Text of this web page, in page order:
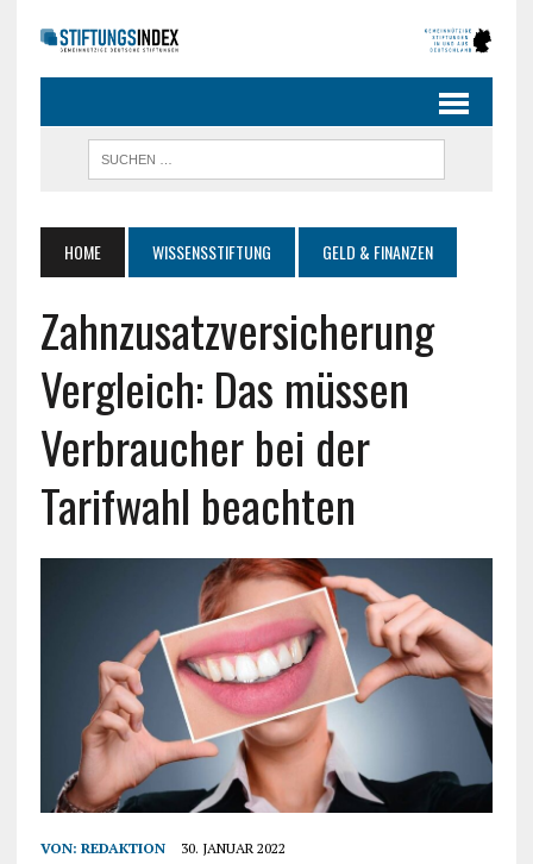
HOME WISSENSSTIFTUNG GELD & FINANZEN
Zahnzusatzversicherung
Vergleich: Das müssen
Verbraucher bei der
Tarifwahl beachten
VON: REDAKTION 30. JANUAR 2022